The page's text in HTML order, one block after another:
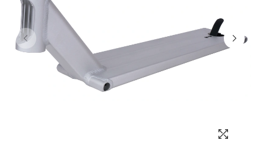
КАТАЛОГ
КЛИЕНТАМ
КОНТАКТЫ